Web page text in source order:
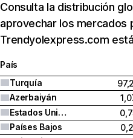
Consulta la distribución
aprovechar los mercados
Trendyolexpress.com
País
Turquía
Azerbaiyán
Estados Unidos
Países Bajos